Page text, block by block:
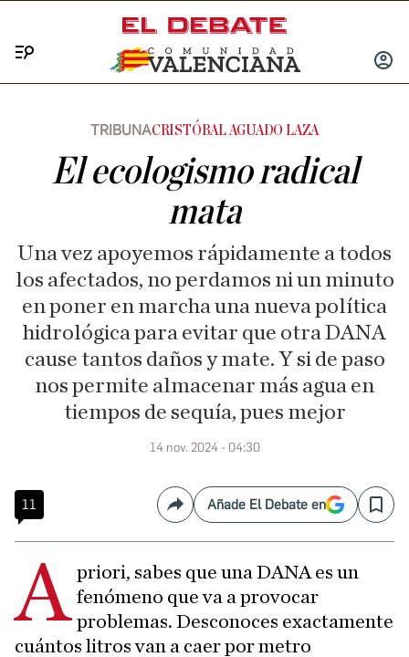
INICIAR
TRIBUNACRISTÓBAL AGUADO LAZA
El ecologismo radical
mata
Una vez apoyemos rápidamente a todos
los afectados, no perdamos ni un minuto
en poner en marcha una nueva política
hidrológica para evitar que otra DANA
cause tantos daños y mate. Y si de paso
nos permite almacenar más agua en
tiempos de sequía, pues mejor
14 nov. 2024 - 04:30
11 CompartirAñade El Debate en Save
A priori, sabes que una DANA es un
fenómeno que va a provocar
problemas. Desconoces exactamente
cuántos litros van a caer por metro